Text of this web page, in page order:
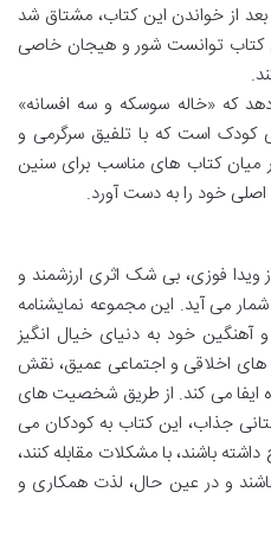
بعد از خواندن این کتاب، مشتاق شد
کتاب توانست شور و هیجان خاصی
که «خاله سوسکه و سه افسانه»
کودک است که با تلفیق سرگرمی و
میان کتاب های مناسب برای سنین
خود را به دست آورد.
ویدا فوزی، بی شک اثری ارزشمند و
می آید. این مجموعه نمایشنامه
آهنگین خود به دنیای خیال انگیز
های اخلاقی و اجتماعی عمیق، نقش
ایفا می کند. از طریق شخصیت های
جذاب، این کتاب به کودکان می
باشند، با مشکلات مقابله کنند،
و در عین حال، لذت همکاری و